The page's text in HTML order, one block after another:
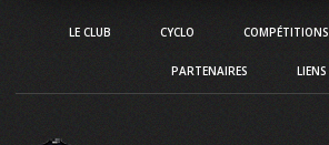
LE CLUB CYCLO COMPÉTITIONS
PARTENAIRES LIENS